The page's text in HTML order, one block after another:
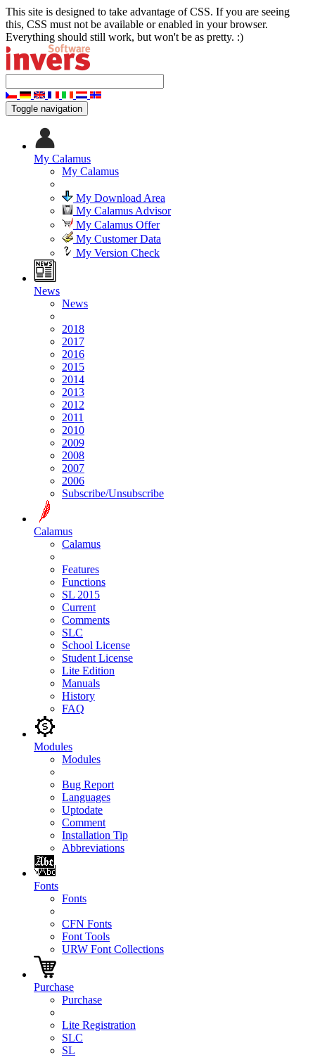
This site is designed to take advantage of CSS. If you are seeing
this, CSS must not be available or enabled in your browser.
Everything should still work, but won't be as pretty. :)
Toggle navigation
My Calamus
My Calamus
My Download Area
My Calamus Advisor
My Calamus Offer
My Customer Data
My Version Check
News
News
2018
2017
2016
2015
2014
2013
2012
2011
2010
2009
2008
2007
2006
Subscribe/Unsubscribe
Calamus
Calamus
Features
Functions
SL 2015
Current
Comments
SLC
School License
Student License
Lite Edition
Manuals
History
FAQ
Modules
Modules
Bug Report
Languages
Uptodate
Comment
Installation Tip
Abbreviations
Fonts
Fonts
CFN Fonts
Font Tools
URW Font Collections
Purchase
Purchase
Lite Registration
SLC
SL